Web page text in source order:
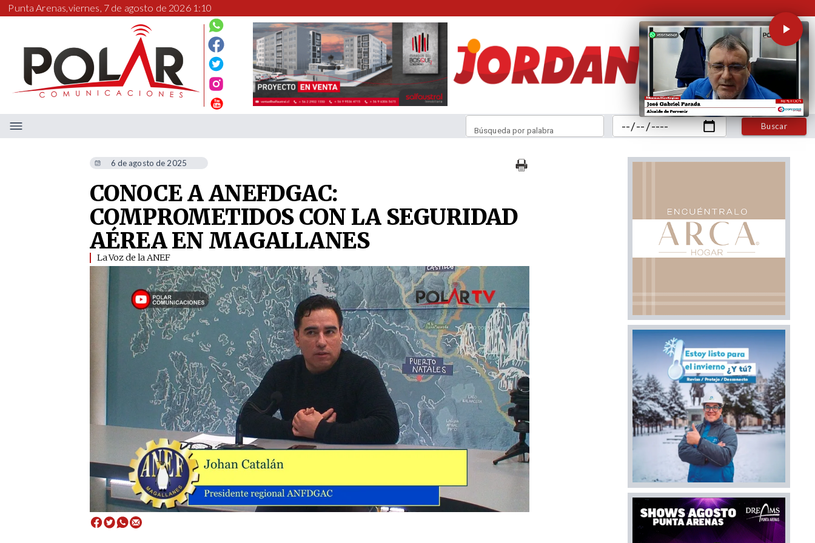
Punta Arenas,viernes, 7 de agosto de 2026 1:10
Buscar
Búsqueda por palabra
6 de agosto de 2025
CONOCE A ANEFDGAC:
COMPROMETIDOS CON LA SEGURIDAD
AÉREA EN MAGALLANES
La Voz de la ANEF